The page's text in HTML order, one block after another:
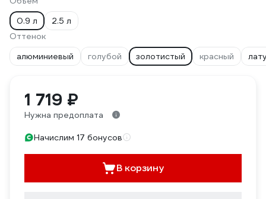
0.9 л
2.5 л
Оттенок
алюминиевый
голубой золотистый красный
1 719 ₽
Нужна предоплата
Начислим 17 бонусов
В корзину